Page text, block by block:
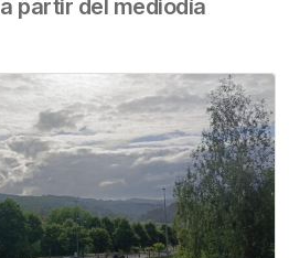
partir del mediodía